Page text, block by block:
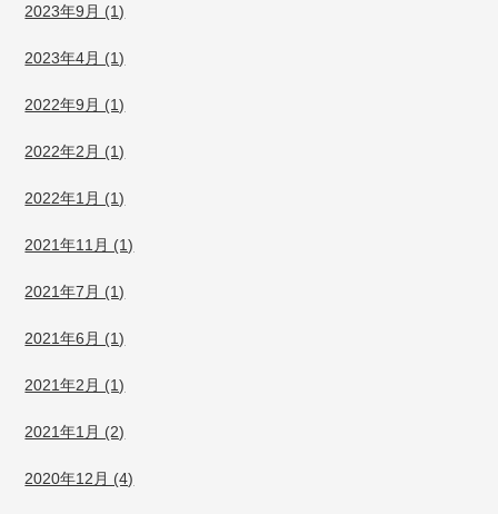
2023年9月 (1)
2023年4月 (1)
2022年9月 (1)
2022年2月 (1)
2022年1月 (1)
2021年11月 (1)
2021年7月 (1)
2021年6月 (1)
2021年2月 (1)
2021年1月 (2)
2020年12月 (4)